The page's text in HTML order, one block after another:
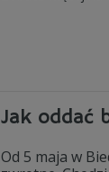
Jak oddać
Od 5 maja w